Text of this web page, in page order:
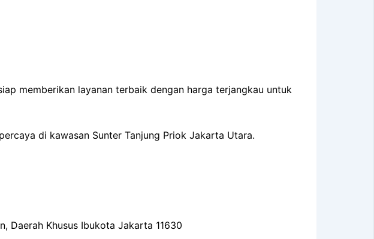
memberikan layanan terbaik dengan harga terjangkau untuk
di kawasan Sunter Tanjung Priok Jakarta Utara.
Daerah Khusus Ibukota Jakarta 11630